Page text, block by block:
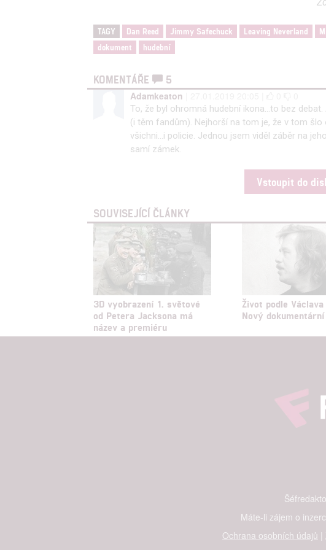
TAGY Dan Reed Jimmy Safechuck Leaving Neverland
dokument
hudební
KOMENTÁŘE
5
Adamkeaton
To, že byl ohromná hudební ikona...to bez
(i těm fandům). Nejhorší na tom je, že v tom
všichni...i policie. Jednou jsem viděl záběr na
samí zámek.
Vstoupit do
SOUVISEJÍCÍ ČLÁNKY
3D vyobrazení 1. světové
od Petera Jacksona má
název a premiéru
Život podle Václava
Nový
Máte-li zájem o
Ochrana osobních údajů |